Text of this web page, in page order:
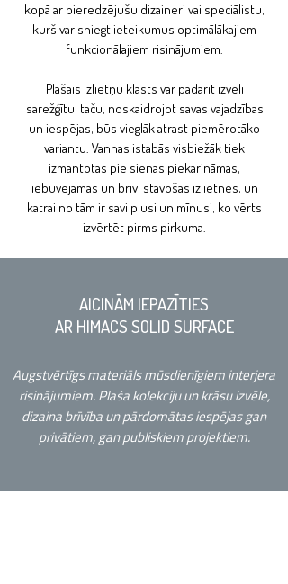
kopā ar pieredzējušu dizaineri vai speciālistu,
kurš var sniegt ieteikumus optimālākajiem
funkcionālajiem risinājumiem.
Plašais izlietņu klāsts var padarīt izvēli
sarežģītu, taču, noskaidrojot savas vajadzības
un iespējas, būs vieglāk atrast piemērotāko
variantu. Vannas istabās visbiežāk tiek
izmantotas pie sienas piekarināmas,
iebūvējamas un brīvi stāvošas izlietnes, un
katrai no tām ir savi plusi un mīnusi, ko vērts
izvērtēt pirms pirkuma.
AICINĀM IEPAZĪTIES
AR HIMACS SOLID SURFACE
Augstvērtīgs materiāls mūsdienīgiem interjera
risinājumiem. Plaša kolekciju un krāsu izvēle,
dizaina brīvība un pārdomātas iespējas gan
privātiem, gan publiskiem projektiem.